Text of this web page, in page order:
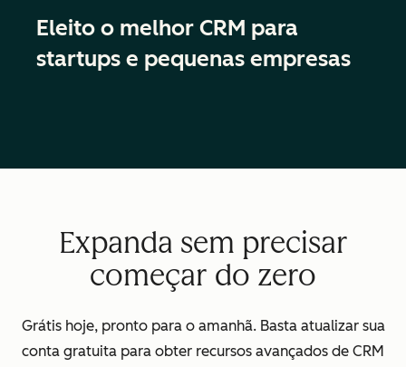
Eleito o melhor CRM para
startups e pequenas empresas
Expanda sem precisar
começar do zero
Grátis hoje, pronto para o amanhã. Basta atualizar sua
conta gratuita para obter recursos avançados de CRM